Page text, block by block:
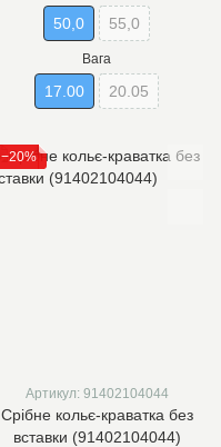
50,0 55,0
Вага
17.00 20.05
−20%
Артикул: 91402104044
Срібне кольє-краватка без
вставки (91402104044)